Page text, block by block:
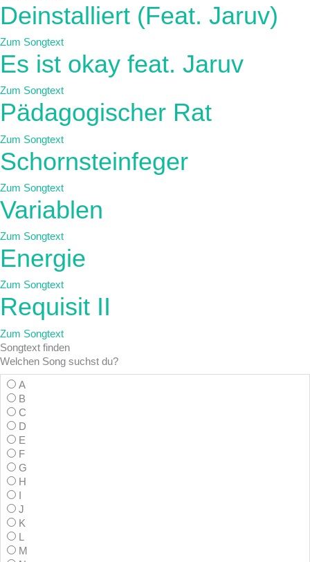
Deinstalliert (Feat. Jaruv)
Zum Songtext
Es ist okay feat. Jaruv
Zum Songtext
Pädagogischer Rat
Zum Songtext
Schornsteinfeger
Zum Songtext
Variablen
Zum Songtext
Energie
Zum Songtext
Requisit II
Zum Songtext
Songtext finden
Welchen Song suchst du?
A
B
C
D
E
F
G
H
J
K
M